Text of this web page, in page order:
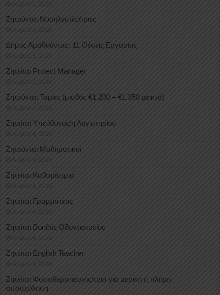
August 5, 2026
Ζητούνται Νοσηλευτές/τριες
August 5, 2026
Δήμος Αμαθούντας: 11 Θέσεις Εργασίας
August 5, 2026
Ζητείται Project Manager
August 5, 2026
Ζητούνται Ταμίες (μισθός €1.200 – €1.350 μεικτά)
August 5, 2026
Ζητείται Υπεύθυνος/η Λογιστηρίου
August 4, 2026
Ζητούνται Μαθηματικοί
August 4, 2026
Ζητείται Καθαρίστρια
August 4, 2026
Ζητείται Γραμματέας
August 4, 2026
Ζητείται Βοηθός Οδοντιατρείου
August 4, 2026
Ζητείται English Teacher
August 4, 2026
Ζητείται Φυσιοθεραπευτής/τρια για μερική ή πλήρη
απασχόληση